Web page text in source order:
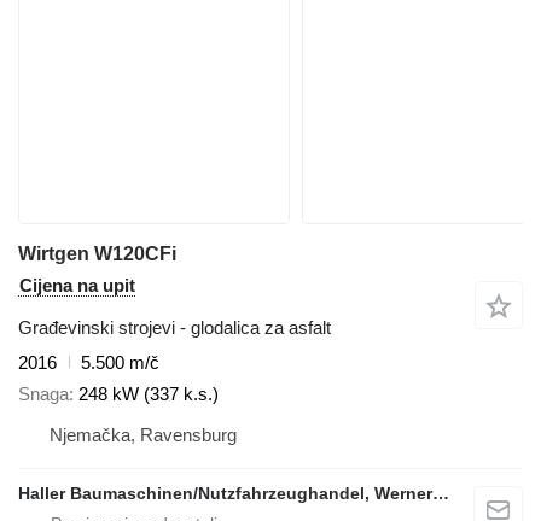
Wirtgen W120CFi
Cijena na upit
Građevinski strojevi - glodalica za asfalt
2016
5.500 m/č
Snaga 248 kW (337 k.s.)
Njemačka, Ravensburg
Haller Baumaschinen/Nutzfahrzeughandel, Werner Haller e.K.